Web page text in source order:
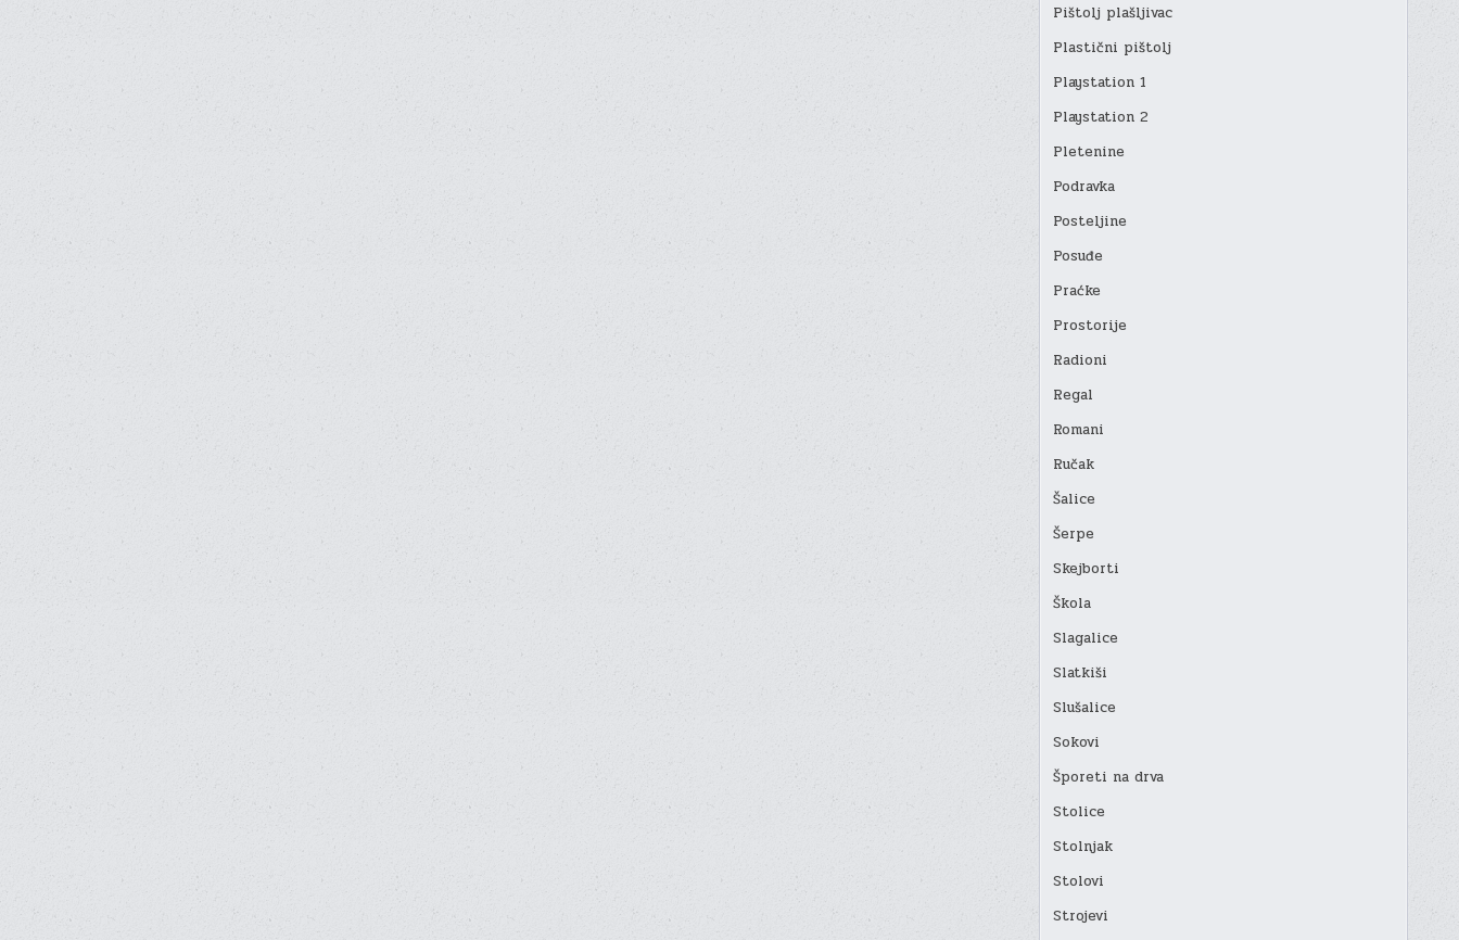
Pištolj plašljivac
Plastični pištolj
Playstation 1
Playstation 2
Pletenine
Podravka
Posteljine
Posuđe
Praćke
Prostorije
Radioni
Regal
Romani
Ručak
Šalice
Šerpe
Skejborti
Škola
Slagalice
Slatkiši
Slušalice
Sokovi
Šporeti na drva
Stolice
Stolnjak
Stolovi
Strojevi